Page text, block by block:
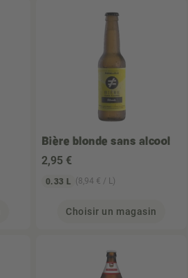
Bière blonde sans alcool
2,95 €
0.33 L (8,94 € / L)
Choisir un magasin